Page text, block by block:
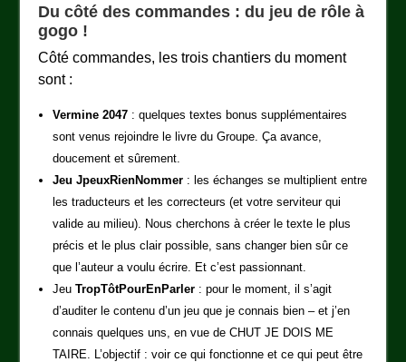
Du côté des commandes : du jeu de rôle à
gogo !
Côté commandes, les trois chantiers du moment
sont :
Vermine 2047 : quelques textes bonus supplémentaires
sont venus rejoindre le livre du Groupe. Ça avance,
doucement et sûrement.
Jeu JpeuxRienNommer : les échanges se multiplient entre
les traducteurs et les correcteurs (et votre serviteur qui
valide au milieu). Nous cherchons à créer le texte le plus
précis et le plus clair possible, sans changer bien sûr ce
que l’auteur a voulu écrire. Et c’est passionnant.
JeuTropTôtPourEnParler : pour le moment, il s’agit
d’auditer le contenu d’un jeu que je connais bien – et j’en
connais quelques uns, en vue de CHUT JE DOIS ME
TAIRE. L’objectif : voir ce qui fonctionne et ce qui peut être